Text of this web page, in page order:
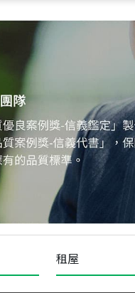
租屋